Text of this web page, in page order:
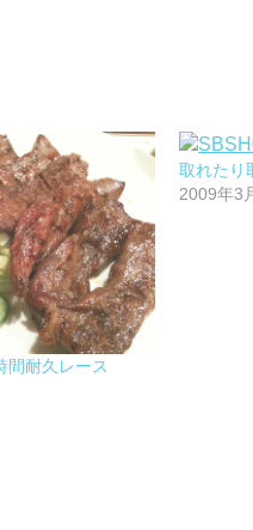
間耐久レース
取れたり
2009年3